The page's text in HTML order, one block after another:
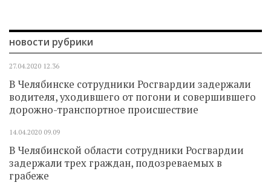
новости рубрики
27.04.2020 12.36
В Челябинске сотрудники Росгвардии задержали
водителя, уходившего от погони и совершившего
дорожно-транспортное происшествие
14.04.2020 09.09
В Челябинской области сотрудники Росгвардии
задержали трех граждан, подозреваемых в
грабеже